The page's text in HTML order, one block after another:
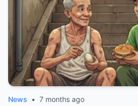
News • 7 months ago